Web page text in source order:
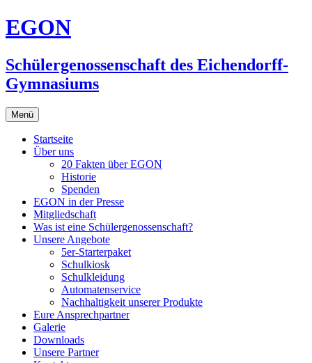
Zum
Inhalt
EGON
Schülergenossenschaft des Eichendorff-
Gymnasiums
Menü
Startseite
Über uns
20 Fakten über EGON
Historie
Spenden
EGON in der Presse
Mitgliedschaft
Was ist eine Schülergenossenschaft?
Unsere Angebote
5er-Starterpaket
Schulkiosk
Schulkleidung
Automatenservice
Nachhaltigkeit unserer Produkte
Eure Ansprechpartner
Galerie
Downloads
Unsere Partner